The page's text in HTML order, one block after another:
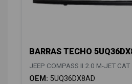
BARRAS TECHO
JEEP COMPASS II 2.0 M-JET CAT
OEM: 5UQ36DX8AD